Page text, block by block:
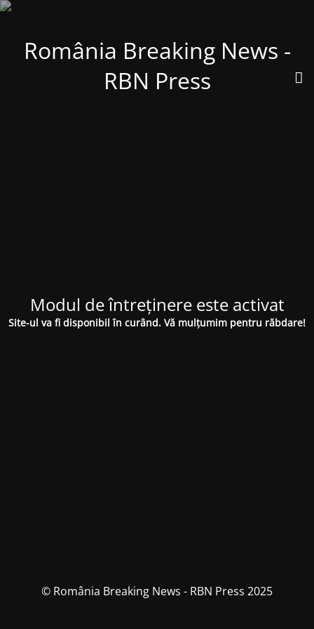
România Breaking News -
RBN Press
Modul de întreținere este activat
Site-ul va fi disponibil în curând. Vă mulțumim pentru răbdare!
© România Breaking News - RBN Press 2025